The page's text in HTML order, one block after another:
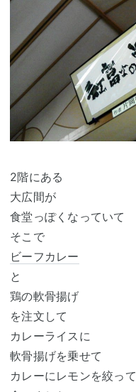
2階にある
大広間が
食堂っぽくなっていて
そこで
ビーフカレー
と
鶏の軟骨揚げ
を注文して
カレーライスに
軟骨揚げを乗せて
カレーにレモンを絞って